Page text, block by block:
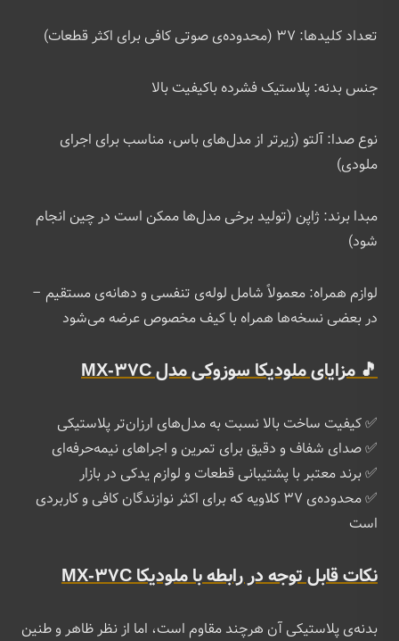
تعداد کلیدها: ۳۷ (محدوده‌ی صوتی کافی برای اکثر قطعات)
جنس بدنه: پلاستیک فشرده باکیفیت بالا
نوع صدا: آلتو (زیرتر از مدل‌های باس، مناسب برای اجرای
ملودی)
مبدا برند: ژاپن (تولید برخی مدل‌ها ممکن است در چین انجام
شود)
لوازم همراه: معمولاً شامل لوله‌ی تنفسی و دهانه‌ی مستقیم –
در بعضی نسخه‌ها همراه با کیف مخصوص عرضه می‌شود
🎵 مزایای ملودیکا سوزوکی مدل MX-37C
✅ کیفیت ساخت بالا نسبت به مدل‌های ارزان‌تر پلاستیکی
✅ صدای شفاف و دقیق برای تمرین و اجراهای نیمه‌حرفه‌ای
✅ برند معتبر با پشتیبانی قطعات و لوازم یدکی در بازار
✅ محدوده‌ی ۳۷ کلاویه که برای اکثر نوازندگان کافی و کاربردی
است
نکات قابل توجه در رابطه با ملودیکا MX-37C
بدنه‌ی پلاستیکی آن هرچند مقاوم است، اما از نظر ظاهر و طنین